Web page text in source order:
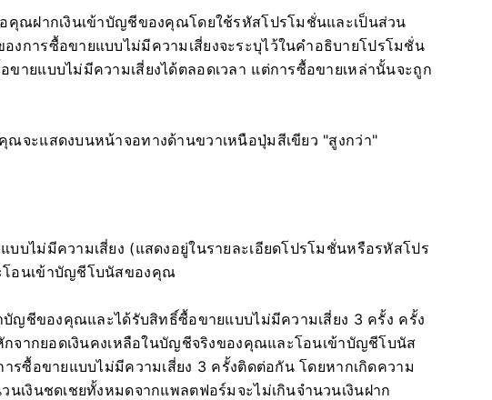
คุณฝากเงินเข้าบัญชีของคุณโดยใช้รหัสโปรโมชั่นและเป็นส่วน
งการซื้อขายแบบไม่มีความเสี่ยงจะระบุไว้ในคำอธิบายโปรโมชั่น
ายแบบไม่มีความเสี่ยงได้ตลอดเวลา แต่การซื้อขายเหล่านั้นจะถูก
จะแสดงบนหน้าจอทางด้านขวาเหนือปุ่มสีเขียว "สูงกว่า"
บบไม่มีความเสี่ยง (แสดงอยู่ในรายละเอียดโปรโมชั่นหรือรหัสโปร
อนเข้าบัญชีโบนัสของคุณ
บัญชีของคุณและได้รับสิทธิ์ซื้อขายแบบไม่มีความเสี่ยง 3 ครั้ง ครั้ง
จากยอดเงินคงเหลือในบัญชีจริงของคุณและโอนเข้าบัญชีโบนัส
รซื้อขายแบบไม่มีความเสี่ยง 3 ครั้งติดต่อกัน โดยหากเกิดความ
นเงินชดเชยทั้งหมดจากแพลตฟอร์มจะไม่เกินจำนวนเงินฝาก